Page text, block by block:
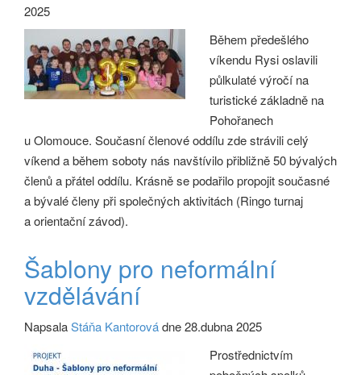
2025
Během předešlého
víkendu Rysi oslavili
půlkulaté výročí na
turistické základně na
Pohořanech
u Olomouce. Současní členové oddílu zde strávili celý
víkend a během soboty nás navštívilo přibližně 50 bývalých
členů a přátel oddílu. Krásně se podařilo propojit současné
a bývalé členy při společných aktivitách (Ringo turnaj
a orientační závod).
Šablony pro neformální
vzdělávání
NapsalaStáňa Kantorovádne 28.dubna 2025
Prostřednictvím